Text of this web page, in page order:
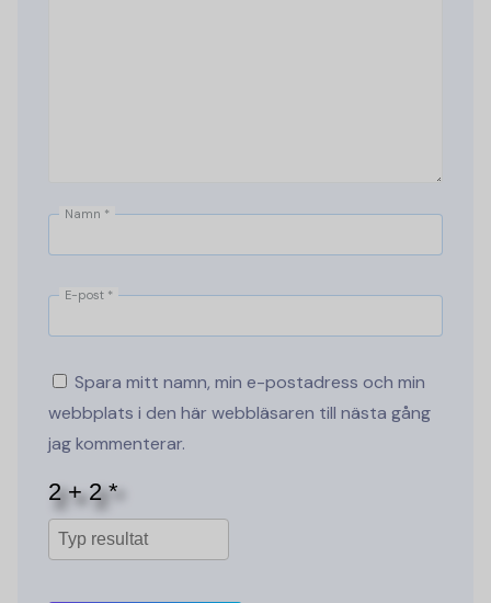
Namn *
E-post *
Spara mitt namn, min e-postadress och min
webbplats i den här webbläsaren till nästa gång
jag kommenterar.